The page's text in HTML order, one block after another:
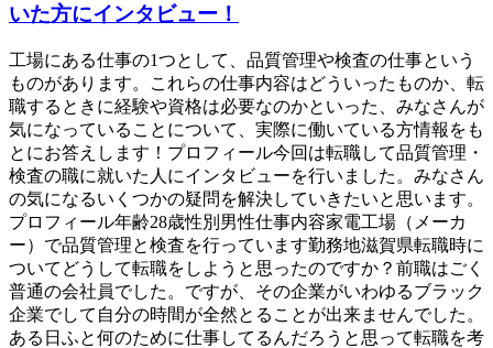
いた方にインタビュー！
工場にある仕事の1つとして、品質管理や検査の仕事という
ものがあります。これらの仕事内容はどういったものか、転
職するときに経験や資格は必要なのかといった、みなさんが
気になっていることについて、実際に働いている方情報をも
とにお答えします！プロフィール今回は転職して品質管理・
検査の職に就いた人にインタビューを行いました。みなさん
の気になるいくつかの疑問を解決していきたいと思います。
プロフィール年齢28歳性別男性仕事内容家電工場（メーカ
ー）で品質管理と検査を行っています勤務地滋賀県転職時に
ついてどうして転職をしようと思ったのですか？前職はごく
普通の会社員でした。ですが、その企業がいわゆるブラック
企業でして自分の時間が全然とることが出来ませんでした。
ある日ふと何のために仕事してるんだろうと思って転職を考